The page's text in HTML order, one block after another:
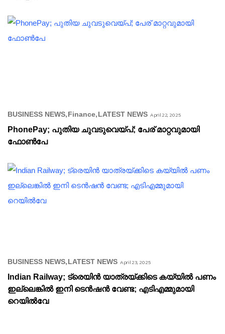
BUSINESS NEWS Finance LATEST NEWS April 22, 2025
PhonePay; പുതിയ ചുവടുവെയ്പ്; പേര് മാറ്റവുമായി
ഫോൺപേ
BUSINESS NEWS LATEST NEWS April 23, 2025
Indian Railway; ട്രെയിൻ യാത്രയ്ക്കിടെ കയ്യിൽ പണം
ഇല്ലെങ്കിൽ ഇനി ടെൻഷൻ വേണ്ട; എടിഎമ്മുമായി
റെയിൽവേ